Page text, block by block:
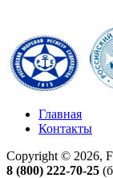
Главная
Контакты
Copyright © 2026,
8 (800) 222-70-25